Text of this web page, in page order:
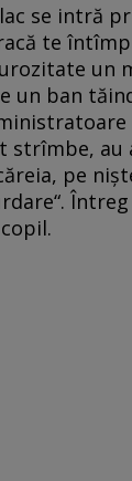
se intră
te
un
un ban
strîmbe, au
pe